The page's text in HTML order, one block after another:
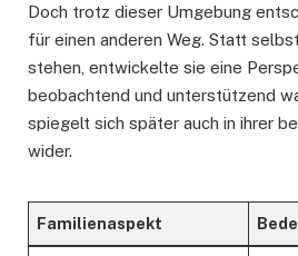
Doch trotz dieser Umgebung
für einen anderen Weg. Statt
stehen, entwickelte sie eine
beobachtend und unterstützend
spiegelt sich später auch in ihrer
wider.
Familienaspekt